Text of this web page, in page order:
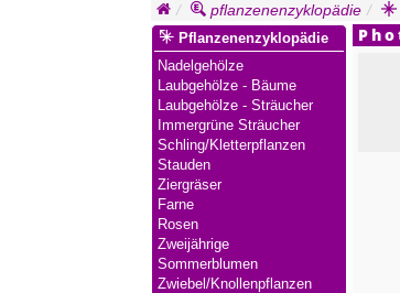
pflanzenenzyklopädie
Pflanzenenzyklopädie
Nadelgehölze
Laubgehölze - Bäume
Laubgehölze - Sträucher
Immergrüne Sträucher
Schling/Kletterpflanzen
Stauden
Ziergräser
Farne
Rosen
Zweijährige
Sommerblumen
Zwiebel/Knollenpflanzen